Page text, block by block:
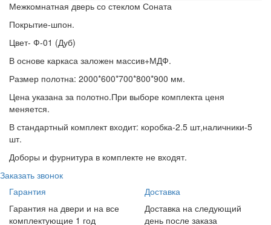
Межкомнатная дверь со стеклом Соната
Покрытие-шпон.
Цвет- Ф-01 (Дуб)
В основе каркаса заложен массив+МДФ.
Размер полотна: 2000*600*700*800*900 мм.
Цена указана за полотно.При выборе комплекта ценя
меняется.
В стандартный комплект входит: коробка-2.5 шт,наличники-5
шт.
Доборы и фурнитура в комплекте не входят.
Заказать звонок
Гарантия
Гарантия на двери и на все
комплектующие 1 год
Доставка
Доставка на следующий
день после заказа